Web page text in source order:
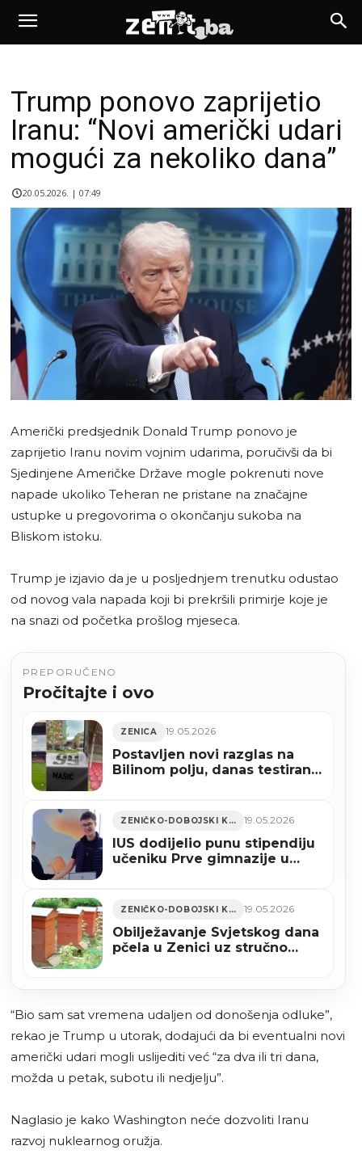
Trump ponovo zaprijetio
Iranu: “Novi američki udari
mogući za nekoliko dana”
20.05.2026. | 07:49
Američki predsjednik Donald Trump ponovo je
zaprijetio Iranu novim vojnim udarima, poručivši da bi
Sjedinjene Američke Države mogle pokrenuti nove
napade ukoliko Teheran ne pristane na značajne
ustupke u pregovorima o okončanju sukoba na
Bliskom istoku.
Trump je izjavio da je u posljednjem trenutku odustao
od novog vala napada koji bi prekršili primirje koje je
na snazi od početka prošlog mjeseca.
PREPORUČENO
Pročitajte i ovo
ZENICA 19.05.2026
Postavljen novi razglas na
Bilinom polju, danas testiran
ZENIČKO-DOBOJSKI KANTON 19.05.2026
IUS dodijelio punu stipendiju
učeniku Prve gimnazije u
ZENIČKO-DOBOJSKI KANTON 19.05.2026
Obilježavanje Svjetskog dana
pčela u Zenici uz stručno
“Bio sam sat vremena udaljen od donošenja odluke”,
rekao je Trump u utorak, dodajući da bi eventualni novi
američki udari mogli uslijediti već “za dva ili tri dana,
možda u petak, subotu ili nedjelju”.
Naglasio je kako Washington neće dozvoliti Iranu
razvoj nuklearnog oružja.